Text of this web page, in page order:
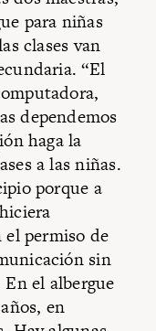
para niñas
clases van
“El
dependemos
haga la
a las niñas.
porque a
el permiso de
sin
el albergue
en